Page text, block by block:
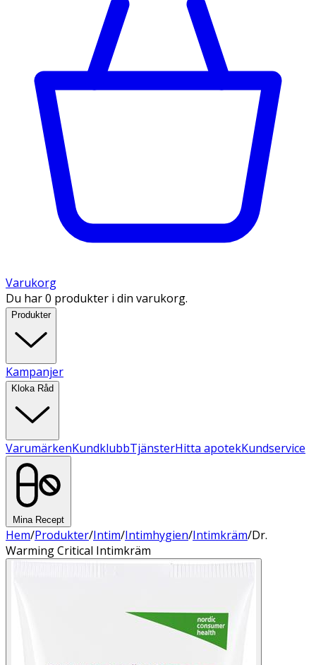
Varukorg
Du har 0 produkter i din varukorg.
Produkter
Kampanjer
Kloka Råd
VarumärkenKundklubbTjänsterHitta apotekKundservice
Mina Recept
Hem/Produkter/Intim/Intimhygien/Intimkräm/Dr.
Warming Critical Intimkräm